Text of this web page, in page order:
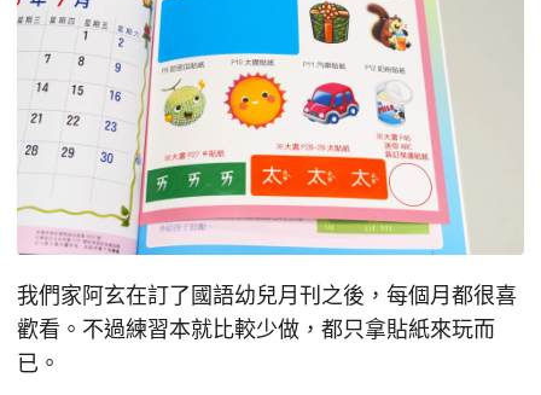
我們家阿玄在訂了國語幼兒月刊之後，每個月都很喜
歡看。不過練習本就比較少做，都只拿貼紙來玩而
已。